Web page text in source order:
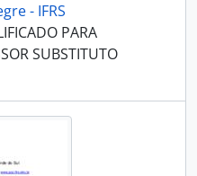
- IFRS
PARA
SUBSTITUTO